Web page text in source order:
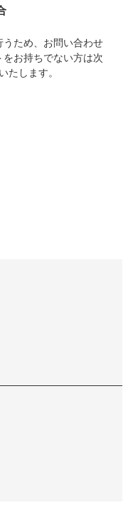
ため、お問い合わせ
お持ちでない方は次
たします。